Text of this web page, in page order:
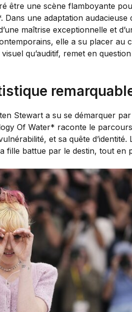
être une scène flamboyante
une adaptation
maîtrise exceptionnelle et
elle a su placer
qu’auditif, remet en
Stewart a su se démarquer
Of Water* raconte le
et sa quête
fille battue par le destin, tout